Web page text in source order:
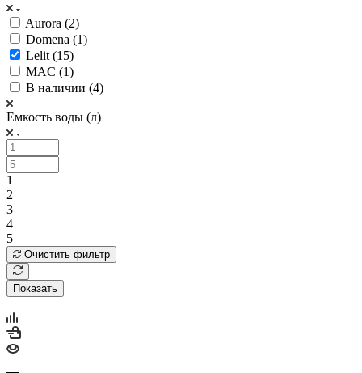
Aurora (2)
Domena (1)
Lelit (15)
MAC (1)
В наличии (4)
Емкость воды (л)
1
2
3
4
5
Очистить фильтр
Показать